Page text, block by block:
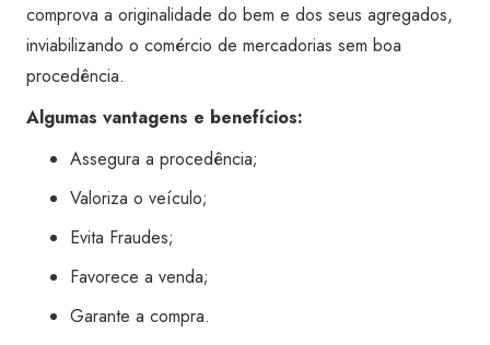
comprova a originalidade do bem e dos seus agregados,
inviabilizando o comércio de mercadorias sem boa
procedência.
Algumas vantagens e benefícios:
Assegura a procedência;
Valoriza o veículo;
Evita Fraudes;
Favorece a venda;
Garante a compra.